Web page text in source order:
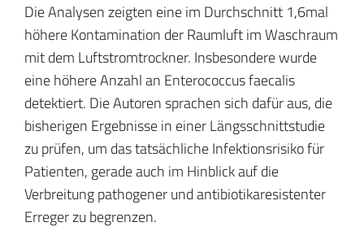
Die Analysen zeigten eine im Durchschnitt 1,6mal
höhere Kontamination der Raumluft im Waschraum
mit dem Luftstromtrockner. Insbesondere wurde
eine höhere Anzahl an Enterococcus faecalis
detektiert. Die Autoren sprachen sich dafür aus, die
bisherigen Ergebnisse in einer Längsschnittstudie
zu prüfen, um das tatsächliche Infektionsrisiko für
Patienten, gerade auch im Hinblick auf die
Verbreitung pathogener und antibiotikaresistenter
Erreger zu begrenzen.